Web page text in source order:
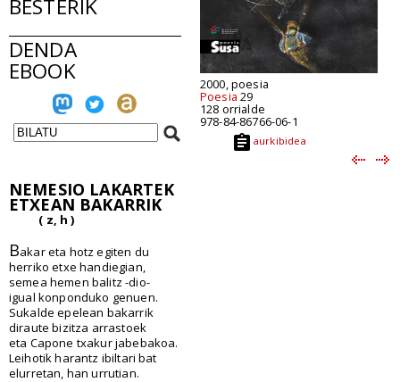
BESTERIK
DENDA
EBOOK 2000, poesia
Poesia 29
128 orrialde
978-84-86766-06-1
aurkibidea
NEMESIO LAKARTEK
ETXEAN BAKARRIK
( z, h )
Bakar eta hotz egiten du
herriko etxe handiegian,
semea hemen balitz -dio-
igual konponduko genuen.
Sukalde epelean bakarrik
diraute bizitza arrastoek
eta Capone txakur jabebakoa.
Leihotik harantz ibiltari bat
elurretan, han urrutian.